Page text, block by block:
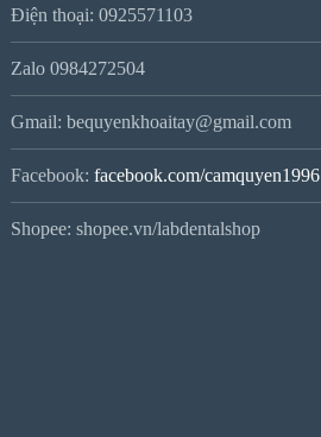
Điện thoại: 0925571103
Zalo 0984272504
Gmail: bequyenkhoaitay@gmail.com
Facebook: facebook.com/camquyen1996
Shopee: shopee.vn/labdentalshop